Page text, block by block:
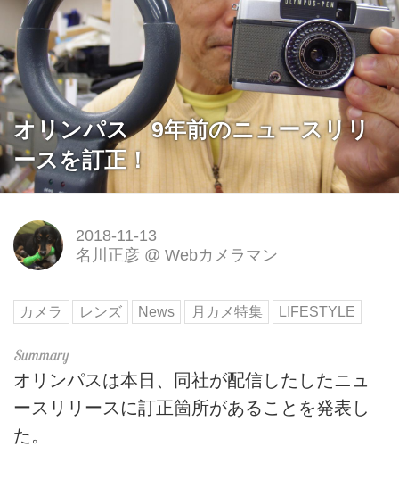
オリンパス 9年前のニュースリリ
ースを訂正！
2018-11-13
名川正彦 @ Webカメラマン
カメラ レンズ News 月カメ特集 LIFESTYLE
オリンパスは本日、同社が配信したしたニュ
ースリリースに訂正箇所があることを発表し
た。